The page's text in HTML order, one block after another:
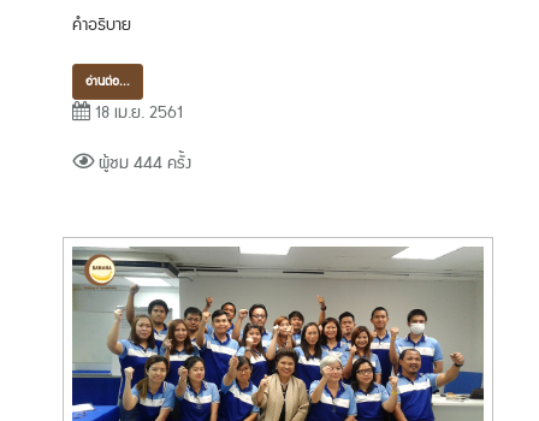
คำอธิบาย
อ่านต่อ...
18 เม.ย. 2561
ผู้ชม 444 ครั้ง